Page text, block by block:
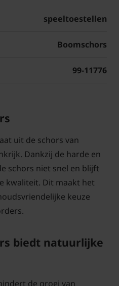
speeltoestellen
Boomschors
99-11776
uit de schors van
Dankzij de harde en
schors niet snel en blijft
kwaliteit. Dit maakt het
keuze
biedt natuurlijke
de groei van